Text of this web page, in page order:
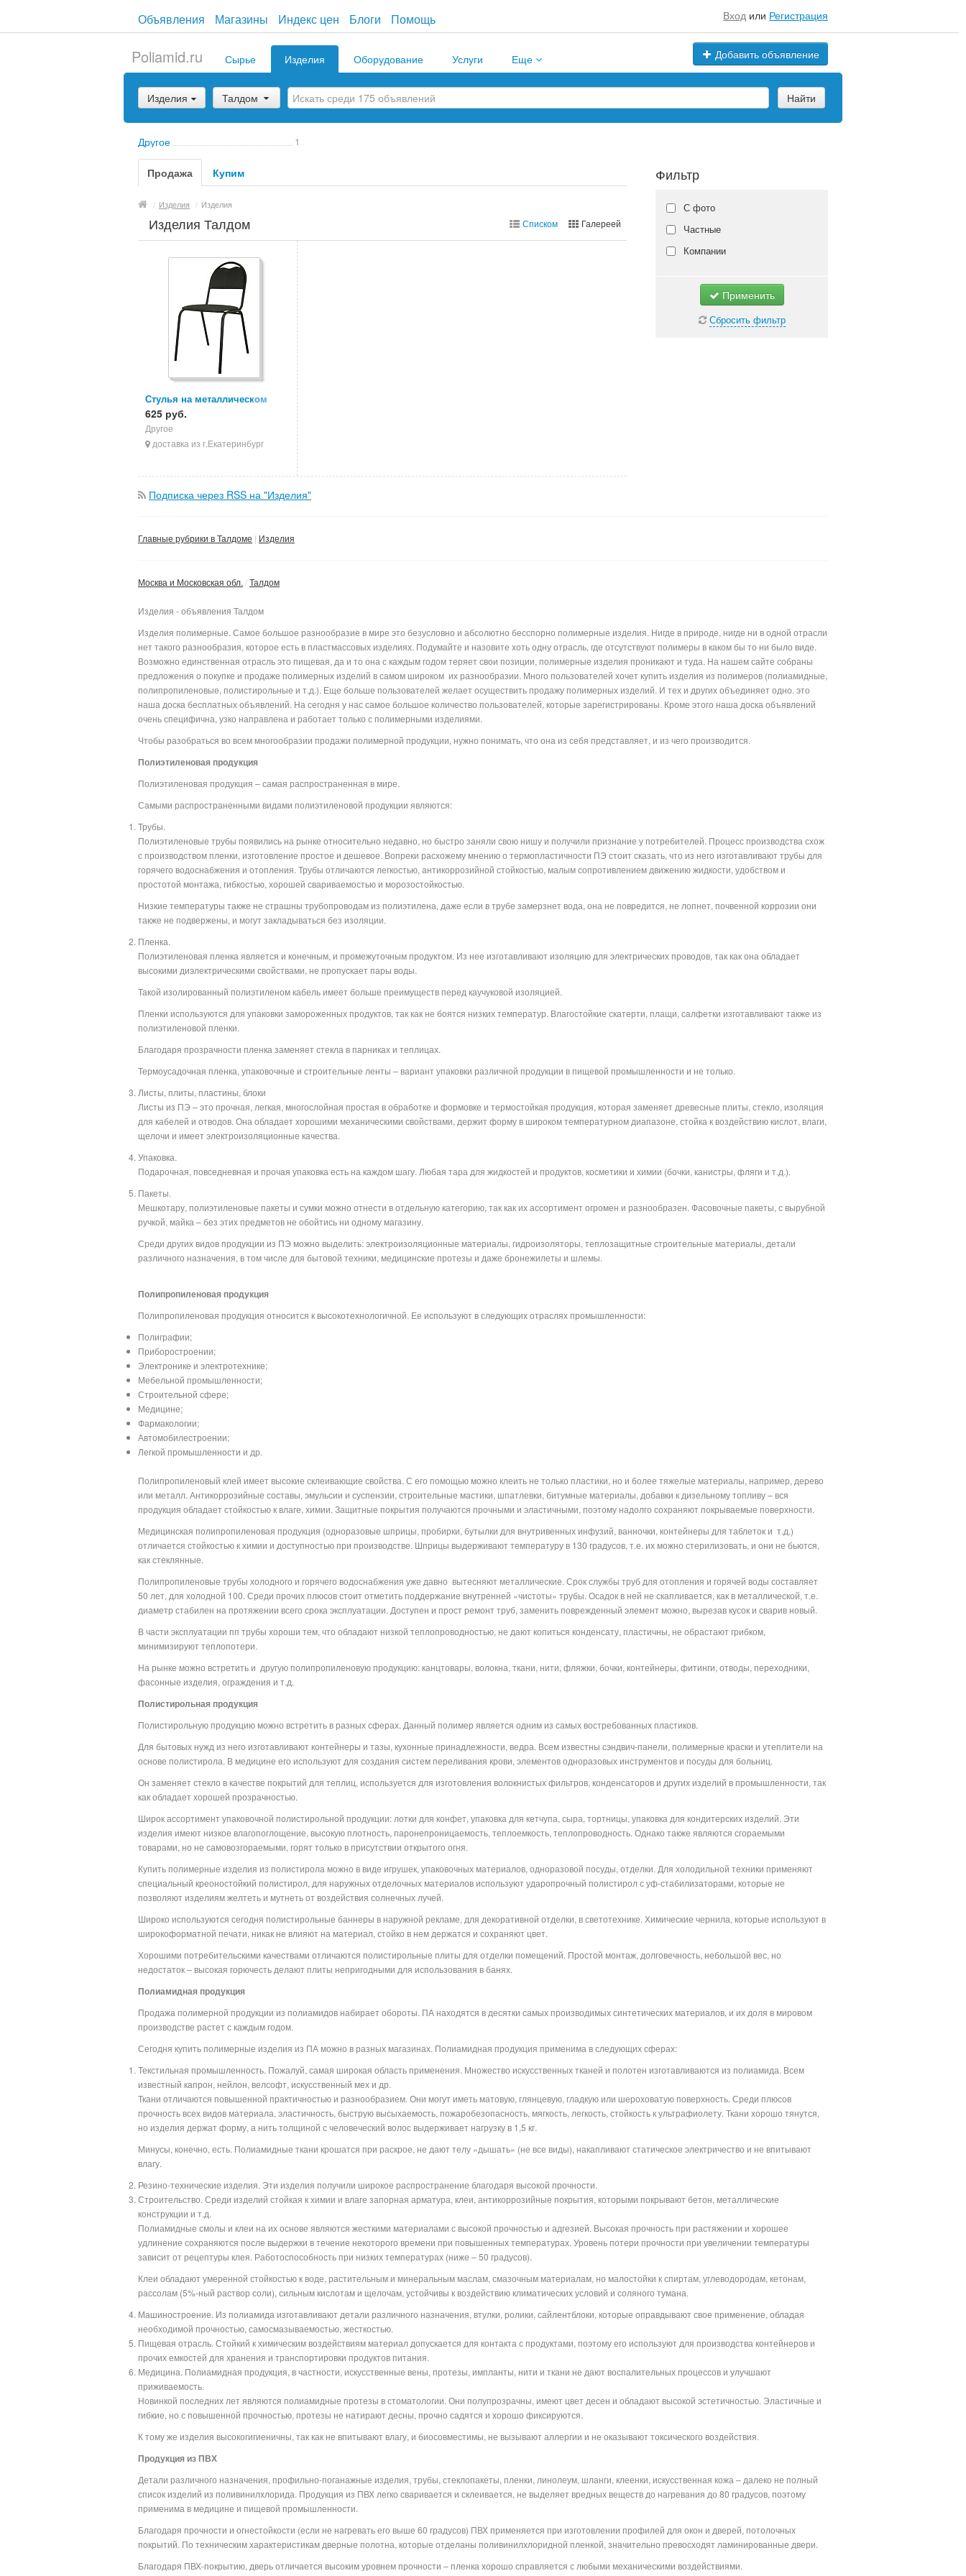
Объявления Магазины Индекс цен Блоги Помощь Вход или Регистрация
Добавить объявление
Poliamid.ru Сырье Изделия Оборудование Услуги Еще
Изделия Талдом Найти
Другое 1
Продажа Купим
/ Изделия / Изделия
Изделия Талдом Списком Галереей
Стулья на металлическом
каркасе, стулья ИЗО, стулья
для персонала
625 руб.
Другое
доставка из г.Екатеринбург
Подписка через RSS на "Изделия"
Фильтр
С фото
Частные
Компании
Применить
Сбросить фильтр
Главные рубрики в Талдоме Изделия
Москва и Московская обл. Талдом
Изделия - объявления Талдом
Изделия полимерные. Самое большое разнообразие в мире это безусловно и абсолютно бесспорно полимерные изделия. Нигде в природе, нигде ни в одной отрасли
нет такого разнообразия, которое есть в пластмассовых изделиях. Подумайте и назовите хоть одну отрасль, где отсутствуют полимеры в каком бы то ни было виде.
Возможно единственная отрасль это пищевая, да и то она с каждым годом теряет свои позиции, полимерные изделия проникают и туда. На нашем сайте собраны
предложения о покупке и продаже полимерных изделий в самом широком их разнообразии. Много пользователей хочет купить изделия из полимеров (полиамидные,
полипропиленовые, полистирольные и т.д.). Еще больше пользователей желает осуществить продажу полимерных изделий. И тех и других объединяет одно. это
наша доска бесплатных объявлений. На сегодня у нас самое большое количество пользователей, которые зарегистрированы. Кроме этого наша доска объявлений
очень специфична, узко направлена и работает только с полимерными изделиями.
Чтобы разобраться во всем многообразии продажи полимерной продукции, нужно понимать, что она из себя представляет, и из чего производится.
Полиэтиленовая продукция
Полиэтиленовая продукция – самая распространенная в мире.
Самыми распространенными видами полиэтиленовой продукции являются:
Трубы.
Полиэтиленовые трубы появились на рынке относительно недавно, но быстро заняли свою нишу и получили признание у потребителей. Процесс производства схож
с производством пленки, изготовление простое и дешевое. Вопреки расхожему мнению о термопластичности ПЭ стоит сказать, что из него изготавливают трубы для
горячего водоснабжения и отопления. Трубы отличаются легкостью, антикоррозийной стойкостью, малым сопротивлением движению жидкости, удобством и
простотой монтажа, гибкостью, хорошей свариваемостью и морозостойкостью.
Низкие температуры также не страшны трубопроводам из полиэтилена, даже если в трубе замерзнет вода, она не повредится, не лопнет, почвенной коррозии они
также не подвержены, и могут закладываться без изоляции.
Пленка.
Полиэтиленовая пленка является и конечным, и промежуточным продуктом. Из нее изготавливают изоляцию для электрических проводов, так как она обладает
высокими диэлектрическими свойствами, не пропускает пары воды.
Такой изолированный полиэтиленом кабель имеет больше преимуществ перед каучуковой изоляцией.
Пленки используются для упаковки замороженных продуктов, так как не боятся низких температур. Влагостойкие скатерти, плащи, салфетки изготавливают также из
полиэтиленовой пленки.
Благодаря прозрачности пленка заменяет стекла в парниках и теплицах.
Термоусадочная пленка, упаковочные и строительные ленты – вариант упаковки различной продукции в пищевой промышленности и не только.
Листы, плиты, пластины, блоки
Листы из ПЭ – это прочная, легкая, многослойная простая в обработке и формовке и термостойкая продукция, которая заменяет древесные плиты, стекло, изоляция
для кабелей и отводов. Она обладает хорошими механическими свойствами, держит форму в широком температурном диапазоне, стойка к воздействию кислот, влаги,
щелочи и имеет электроизоляционные качества.
Упаковка.
Подарочная, повседневная и прочая упаковка есть на каждом шагу. Любая тара для жидкостей и продуктов, косметики и химии (бочки, канистры, фляги и т.д.).
Пакеты.
Мешкотару, полиэтиленовые пакеты и сумки можно отнести в отдельную категорию, так как их ассортимент огромен и разнообразен. Фасовочные пакеты, с вырубной
ручкой, майка – без этих предметов не обойтись ни одному магазину.
Среди других видов продукции из ПЭ можно выделить: электроизоляционные материалы, гидроизоляторы, теплозащитные строительные материалы, детали
различного назначения, в том числе для бытовой техники, медицинские протезы и даже бронежилеты и шлемы.
Полипропиленовая продукция
Полипропиленовая продукция относится к высокотехнологичной. Ее используют в следующих отраслях промышленности:
Полиграфии;
Приборостроении;
Электронике и электротехнике;
Мебельной промышленности;
Строительной сфере;
Медицине;
Фармакологии;
Автомобилестроении;
Легкой промышленности и др.
Полипропиленовый клей имеет высокие склеивающие свойства. С его помощью можно клеить не только пластики, но и более тяжелые материалы, например, дерево
или металл. Антикоррозийные составы, эмульсии и суспензии, строительные мастики, шпатлевки, битумные материалы, добавки к дизельному топливу – вся
продукция обладает стойкостью к влаге, химии. Защитные покрытия получаются прочными и эластичными, поэтому надолго сохраняют покрываемые поверхности.
Медицинская полипропиленовая продукция (одноразовые шприцы, пробирки, бутылки для внутривенных инфузий, ванночки, контейнеры для таблеток и т.д.)
отличается стойкостью к химии и доступностью при производстве. Шприцы выдерживают температуру в 130 градусов, т.е. их можно стерилизовать, и они не бьются,
как стеклянные.
Полипропиленовые трубы холодного и горячего водоснабжения уже давно вытесняют металлические. Срок службы труб для отопления и горячей воды составляет
50 лет, для холодной 100. Среди прочих плюсов стоит отметить поддержание внутренней «чистоты» трубы. Осадок в ней не скапливается, как в металлической, т.е.
диаметр стабилен на протяжении всего срока эксплуатации. Доступен и прост ремонт труб, заменить поврежденный элемент можно, вырезав кусок и сварив новый.
В части эксплуатации пп трубы хороши тем, что обладают низкой теплопроводностью, не дают копиться конденсату, пластичны, не обрастают грибком,
минимизируют теплопотери.
На рынке можно встретить и другую полипропиленовую продукцию: канцтовары, волокна, ткани, нити, фляжки, бочки, контейнеры, фитинги, отводы, переходники,
фасонные изделия, ограждения и т.д.
Полистирольная продукция
Полистирольную продукцию можно встретить в разных сферах. Данный полимер является одним из самых востребованных пластиков.
Для бытовых нужд из него изготавливают контейнеры и тазы, кухонные принадлежности, ведра. Всем известны сэндвич-панели, полимерные краски и утеплители на
основе полистирола. В медицине его используют для создания систем переливания крови, элементов одноразовых инструментов и посуды для больниц.
Он заменяет стекло в качестве покрытий для теплиц, используется для изготовления волокнистых фильтров, конденсаторов и других изделий в промышленности, так
как обладает хорошей прозрачностью.
Широк ассортимент упаковочной полистирольной продукции: лотки для конфет, упаковка для кетчупа, сыра, тортницы, упаковка для кондитерских изделий. Эти
изделия имеют низкое влагопоглощение, высокую плотность, паронепроницаемость, теплоемкость, теплопроводность. Однако также являются сгораемыми
товарами, но не самовозгораемыми, горят только в присутствии открытого огня.
Купить полимерные изделия из полистирола можно в виде игрушек, упаковочных материалов, одноразовой посуды, отделки. Для холодильной техники применяют
специальный креоностойкий полистирол, для наружных отделочных материалов используют ударопрочный полистирол с уф-стабилизаторами, которые не
позволяют изделиям желтеть и мутнеть от воздействия солнечных лучей.
Широко используются сегодня полистирольные баннеры в наружной рекламе, для декоративной отделки, в светотехнике. Химические чернила, которые используют в
широкоформатной печати, никак не влияют на материал, стойко в нем держатся и сохраняют цвет.
Хорошими потребительскими качествами отличаются полистирольные плиты для отделки помещений. Простой монтаж, долговечность, небольшой вес, но
недостаток – высокая горючесть делают плиты непригодными для использования в банях.
Полиамидная продукция
Продажа полимерной продукции из полиамидов набирает обороты. ПА находятся в десятки самых производимых синтетических материалов, и их доля в мировом
производстве растет с каждым годом.
Сегодня купить полимерные изделия из ПА можно в разных магазинах. Полиамидная продукция применима в следующих сферах:
Текстильная промышленность. Пожалуй, самая широкая область применения. Множество искусственных тканей и полотен изготавливаются из полиамида. Всем
известный капрон, нейлон, велсофт, искусственный мех и др.
Ткани отличаются повышенной практичностью и разнообразием. Они могут иметь матовую, глянцевую, гладкую или шероховатую поверхность. Среди плюсов
прочность всех видов материала, эластичность, быструю высыхаемость, пожаробезопасность, мягкость, легкость, стойкость к ультрафиолету. Ткани хорошо тянутся,
но изделия держат форму, а нить толщиной с человеческий волос выдерживает нагрузку в 1,5 кг.
Минусы, конечно, есть. Полиамидные ткани крошатся при раскрое, не дают телу «дышать» (не все виды), накапливают статическое электричество и не впитывают
влагу.
Резино-технические изделия. Эти изделия получили широкое распространение благодаря высокой прочности.
Строительство. Среди изделий стойкая к химии и влаге запорная арматура, клеи, антикоррозийные покрытия, которыми покрывают бетон, металлические
конструкции и т.д.
Полиамидные смолы и клеи на их основе являются жесткими материалами с высокой прочностью и адгезией. Высокая прочность при растяжении и хорошее
удлинение сохраняются после выдержки в течение некоторого времени при повышенных температурах. Уровень потери прочности при увеличении температуры
зависит от рецептуры клея. Работоспособность при низких температурах (ниже – 50 градусов).
Клеи обладают умеренной стойкостью к воде, растительным и минеральным маслам, смазочным материалам, но малостойки к спиртам, углеводородам, кетонам,
рассолам (5%-ный раствор соли), сильным кислотам и щелочам, устойчивы к воздействию климатических условий и соляного тумана.
Машиностроение. Из полиамида изготавливают детали различного назначения, втулки, ролики, сайлентблоки, которые оправдывают свое применение, обладая
необходимой прочностью, самосмазываемостью, жесткостью.
Пищевая отрасль. Стойкий к химическим воздействиям материал допускается для контакта с продуктами, поэтому его используют для производства контейнеров и
прочих емкостей для хранения и транспортировки продуктов питания.
Медицина. Полиамидная продукция, в частности, искусственные вены, протезы, импланты, нити и ткани не дают воспалительных процессов и улучшают
приживаемость.
Новинкой последних лет являются полиамидные протезы в стоматологии. Они полупрозрачны, имеют цвет десен и обладают высокой эстетичностью. Эластичные и
гибкие, но с повышенной прочностью, протезы не натирают десны, прочно садятся и хорошо фиксируются.
К тому же изделия высокогигиеничны, так как не впитывают влагу, и биосовместимы, не вызывают аллергии и не оказывают токсического воздействия.
Продукция из ПВХ
Детали различного назначения, профильно-поганажные изделия, трубы, стеклопакеты, пленки, линолеум, шланги, клеенки, искусственная кожа – далеко не полный
список изделий из поливинилхлорида. Продукция из ПВХ легко сваривается и склеивается, не выделяет вредных веществ до нагревания до 80 градусов, поэтому
применима в медицине и пищевой промышленности.
Благодаря прочности и огнестойкости (если не нагревать его выше 60 градусов) ПВХ применяется при изготовлении профилей для окон и дверей, потолочных
покрытий. По техническим характеристикам дверные полотна, которые отделаны поливинилхлоридной пленкой, значительно превосходят ламинированные двери.
Благодаря ПВХ-покрытию, дверь отличается высоким уровнем прочности – пленка хорошо справляется с любыми механическими воздействиями.